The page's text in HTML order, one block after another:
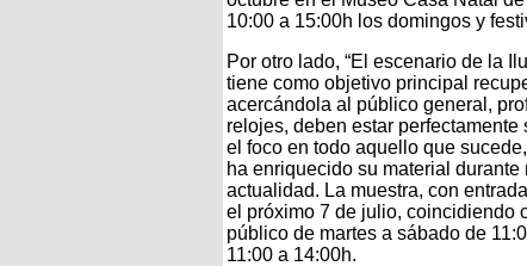
10:00 a 15:00h los domingos y
Por otro lado, “El escenario de la
tiene como objetivo principal
acercándola al público general,
relojes, deben estar
el foco en todo aquello que
ha enriquecido su material
actualidad. La muestra, con
el próximo 7 de julio, coincidiendo
público de martes a sábado de
11:00 a 14:00h.